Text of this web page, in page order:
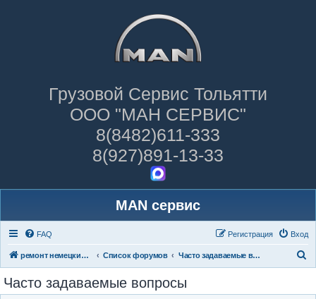
Грузовой Сервис Тольятти
ООО "МАН СЕРВИС"
8(8482)611-333
8(927)891-13-33
MAN сервис
FAQ Вход
Регистрация
ремонт немецких грузовиков Список форумов Часто задаваемые вопросы
Часто задаваемые вопросы